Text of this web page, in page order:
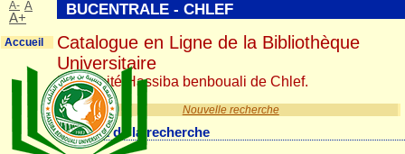
Nouvelle recherche
Résultat de la recherche
BUCENTRALE - CHLEF
Catalogue en Ligne de la Bibliothèque
Universitaire
Université Hassiba benbouali de Chlef.
A- A
A+
Accueil